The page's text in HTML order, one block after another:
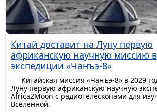
Китай доставит на Луну первую
африканскую научную миссию в
экспедиции «Чанъэ-8»
Китайская миссия «Чанъэ-8» в 2029
Луну первую африканскую научную
Africa2Moon с радиотелескопами для
Вселенной.